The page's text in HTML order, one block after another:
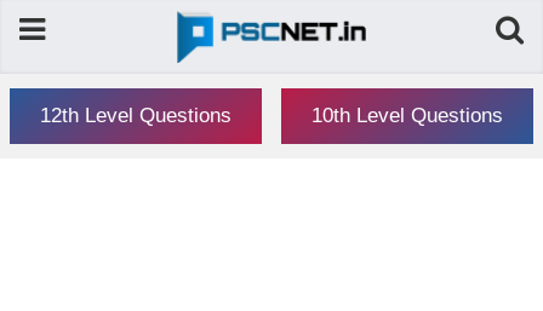
12th Level Questions 10th Level Questions